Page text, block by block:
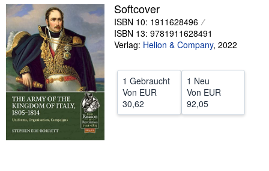
SCHLIESSEN
Softcover
ISBN 10: 1911628496
ISBN 13: 9781911628491
Verlag: Helion & Company, 2022
1 Gebraucht
Von EUR
30,62
1 Neu
Von EUR
92,05